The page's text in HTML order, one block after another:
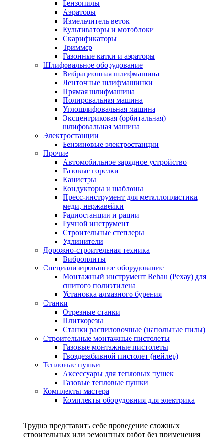
Бензопилы
Аэраторы
Измельчитель веток
Культиваторы и мотоблоки
Скарификаторы
Триммер
Газонные катки и аэраторы
Шлифовальное оборудование
Вибрационная шлифмашина
Ленточные шлифмашинки
Прямая шлифмашина
Полировальная машина
Углошлифовальная машина
Эксцентриковая (орбитальная)
шлифовальная машина
Электростанции
Бензиновые электростанции
Прочие
Автомобильное зарядное устройство
Газовые горелки
Канистры
Кондукторы и шаблоны
Пресс-инструмент для металлопластика,
меди, нержавейки
Радиостанции и рации
Ручной инструмент
Строительные степлеры
Удлинители
Дорожно-строительная техника
Виброплиты
Специализированное оборудование
Монтажный инструмент Rehau (Рехау) для
сшитого полиэтилена
Установка алмазного бурения
Станки
Отрезные станки
Плиткорезы
Станки распиловочные (напольные пилы)
Строительные монтажные пистолеты
Газовые монтажные пистолеты
Гвоздезабивной пистолет (нейлер)
Тепловые пушки
Аксессуары для тепловых пушек
Газовые тепловые пушки
Комплекты мастера
Комплекты оборудовния для электрика
Трудно представить себе проведение сложных
строительных или ремонтных работ без применения